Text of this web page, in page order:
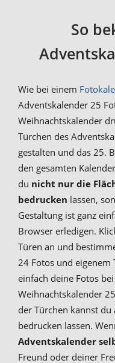
So
Wie bei einem
Adventskalender 25
Weihnachtskalender
Türchen des
gestalten und das 25.
den gesamten
du nicht nur die
bedrucken lassen,
Gestaltung ist ganz
Browser erledigen.
Türen an und
24 Fotos und eigenem
einfach deine Fotos
Weihnachtskalender
der Türchen kannst
bedrucken lassen.
Adventskalender
Freund oder deiner